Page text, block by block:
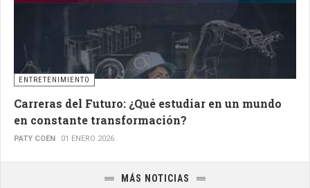
ENTRETENIMIENTO
Carreras del Futuro: ¿Qué estudiar en un mundo
en constante transformación?
PATY COEN 01 ENERO 2026
MÁS NOTICIAS